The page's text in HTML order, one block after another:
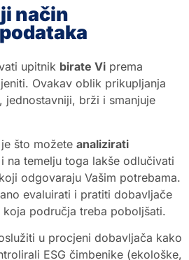
način
upitnik birate Vi prema
Ovakav oblik prikupljanja
jednostavniji, brži i smanjuje
što možete analizirati
i na temelju toga lakše odlučivati
odgovaraju Vašim potrebama.
evaluirati i pratiti dobavljače
područja treba poboljšati.
u procjeni dobavljača kako
ESG čimbenike (ekološke,